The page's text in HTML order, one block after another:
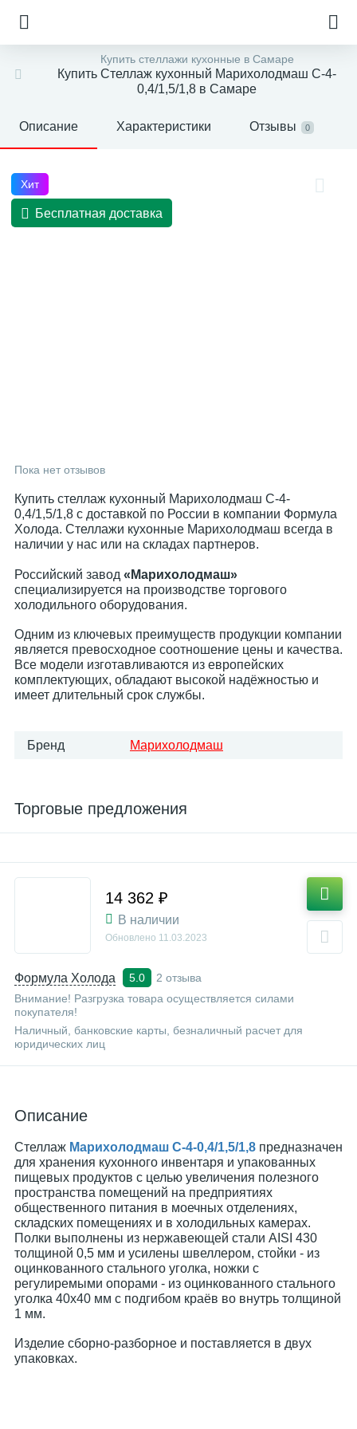
Купить стеллажи кухонные в Самаре
Купить Стеллаж кухонный Марихолодмаш С-4-
0,4/1,5/1,8 в Самаре
Описание Характеристики Отзывы 0
Хит
Бесплатная доставка
Пока нет отзывов
Купить стеллаж кухонный Марихолодмаш С-4-
0,4/1,5/1,8 с доставкой по России в компании Формула
Холода. Стеллажи кухонные Марихолодмаш всегда в
наличии у нас или на складах партнеров.
Российский завод «Марихолодмаш»
специализируется на производстве торгового
холодильного оборудования.
Одним из ключевых преимуществ продукции компании
является превосходное соотношение цены и качества.
Все модели изготавливаются из европейских
комплектующих, обладают высокой надёжностью и
имеет длительный срок службы.
Бренд Марихолодмаш
Торговые предложения
Формула Холода 5.0
2 отзыва
Внимание! Разгрузка товара осуществляется силами
покупателя!
Наличный, банковские карты, безналичный расчет для
юридических лиц
14 362 ₽
В наличии
Обновлено 11.03.2023
Описание
Стеллаж Марихолодмаш С-4-0,4/1,5/1,8 предназначен
для хранения кухонного инвентаря и упакованных
пищевых продуктов с целью увеличения полезного
пространства помещений на предприятиях
общественного питания в моечных отделениях,
складских помещениях и в холодильных камерах.
Полки выполнены из нержавеющей стали AISI 430
толщиной 0,5 мм и усилены швеллером, стойки - из
оцинкованного стального уголка, ножки с
регулиремыми опорами - из оцинкованного стального
уголка 40х40 мм с подгибом краёв во внутрь толщиной
1 мм.
Изделие сборно-разборное и поставляется в двух
упаковках.